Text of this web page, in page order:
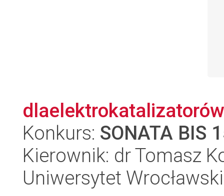
Konkurs: SONATA BIS
Kierownik: dr Tomasz
Uniwersytet Wrocławski